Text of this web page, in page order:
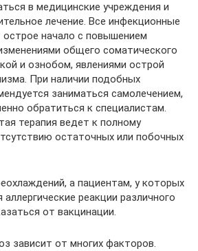
в медицинские учреждения и
лечение. Все инфекционные
начало с повышением
общего соматического
и ознобом, явлениями острой
При наличии подобных
заниматься самолечением,
обратиться к специалистам.
терапия ведет к полному
остаточных или побочных
а пациентам, у которых
реакции различного
от вакцинации.
зависит от многих факторов.